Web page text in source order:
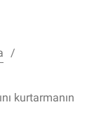
kurtarmanın